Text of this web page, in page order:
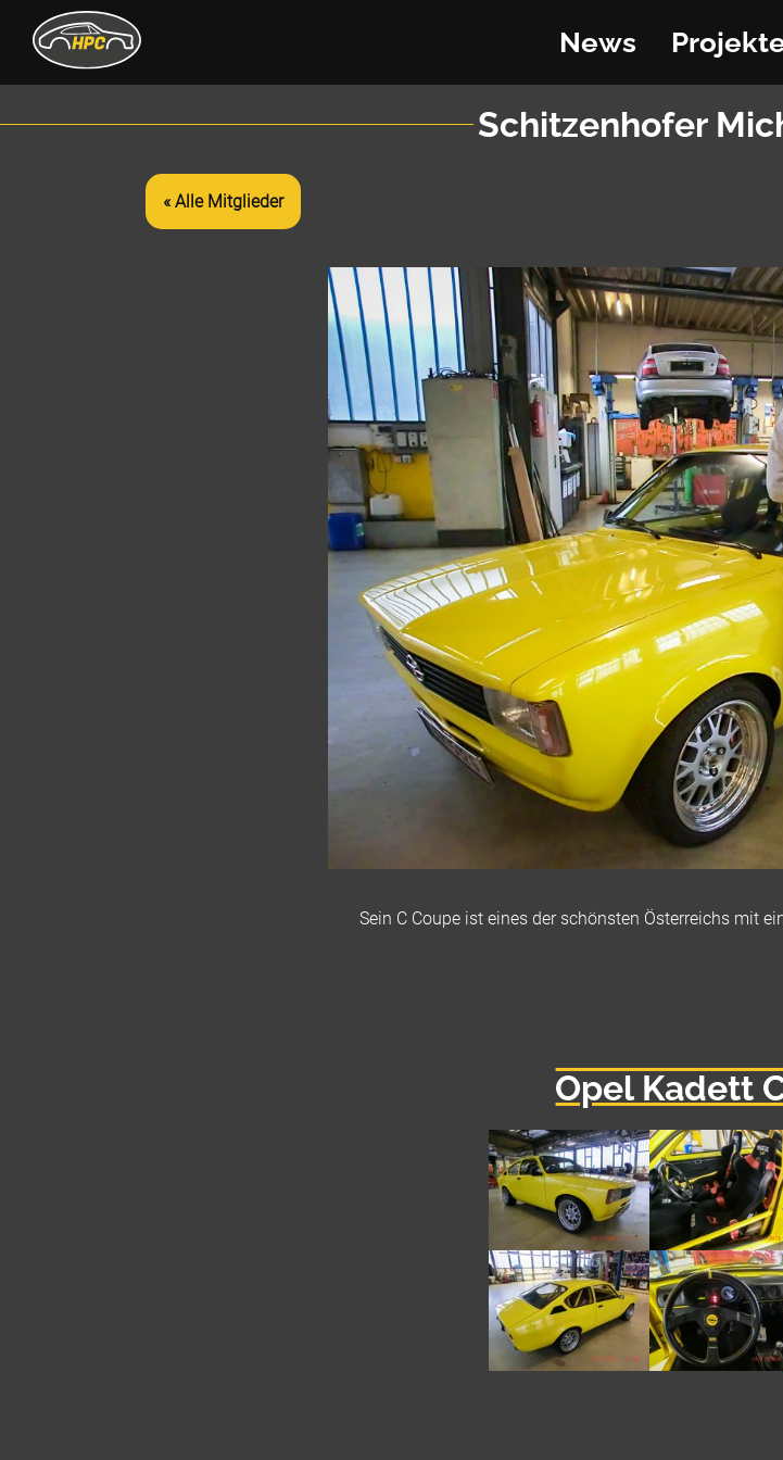
News
Schitzenhofer
« Alle Mitglieder
Sein C Coupe ist eines der schönsten Österreichs mit
Opel Kadett